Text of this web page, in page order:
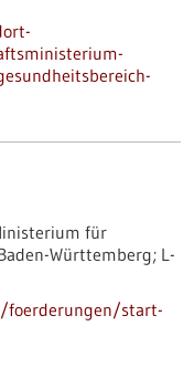
für
Württemberg; L-
foerderungen/start-